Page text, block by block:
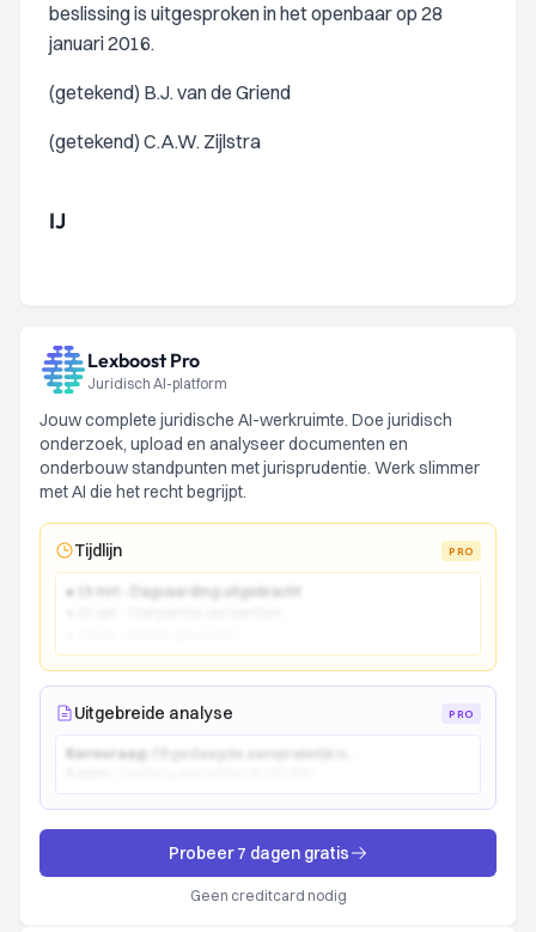
beslissing is uitgesproken in het openbaar op 28
januari 2016.
(getekend) B.J. van de Griend
(getekend) C.A.W. Zijlstra
IJ
Lexboost Pro
Juridisch AI-platform
Jouw complete juridische AI-werkruimte. Doe juridisch
onderzoek, upload en analyseer documenten en
onderbouw standpunten met jurisprudentie. Werk slimmer
met AI die het recht begrijpt.
Tijdlijn PRO
● 15 mrt - Dagvaarding uitgebracht
Uitgebreide analyse PRO
Kernvraag:
Probeer 7 dagen gratis
Geen creditcard nodig